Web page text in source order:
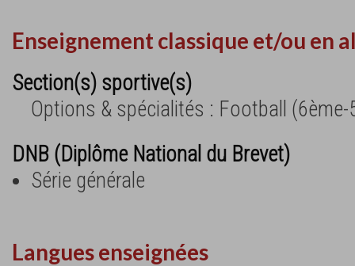
Enseignement classique et/ou en
Section(s) sportive(s)
Options & spécialités : Football (6ème-
DNB (Diplôme National du Brevet)
Série générale
Langues enseignées